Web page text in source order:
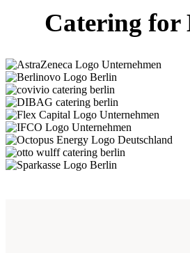
Catering for